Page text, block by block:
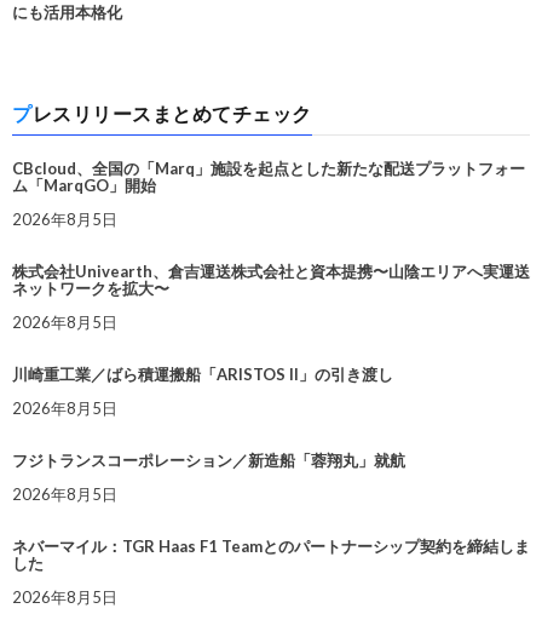
にも活用本格化
プレスリリースまとめてチェック
CBcloud、全国の「Marq」施設を起点とした新たな配送プラットフォー
ム「MarqGO」開始
2026年8月5日
株式会社Univearth、倉吉運送株式会社と資本提携〜山陰エリアへ実運送
ネットワークを拡大〜
2026年8月5日
川崎重工業／ばら積運搬船「ARISTOS II」の引き渡し
2026年8月5日
フジトランスコーポレーション／新造船「蓉翔丸」就航
2026年8月5日
ネバーマイル：TGR Haas F1 Teamとのパートナーシップ契約を締結しま
した
2026年8月5日